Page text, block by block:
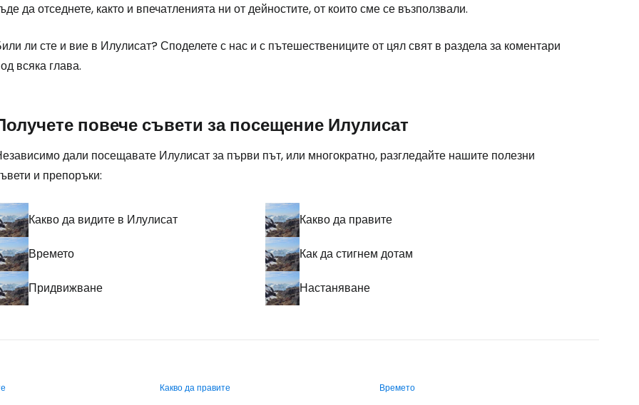
да отседнете, както и впечатленията ни от дейностите, от които сме се възползвали.
ли сте и вие в Илулисат? Споделете с нас и с пътешествениците от цял свят в раздела за коментари
всяка глава.
повече съвети за посещение Илулисат
дали посещавате Илулисат за първи път, или многократно, разгледайте нашите полезни
и препоръки:
Какво да видите в Илулисат Какво да правите
Времето Как да стигнем дотам
Придвижване Настаняване
Какво да правите
Времето